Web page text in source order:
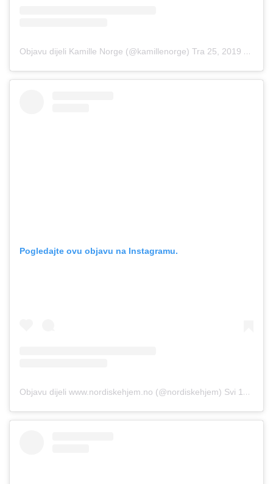
Objavu dijeli Kamille Norge (@kamillenorge) Tra 25, 2019 u 2:18 PDT
Pogledajte ovu objavu na Instagramu.
Objavu dijeli www.nordiskehjem.no (@nordiskehjem) Svi 14, 2019 u 11:03 PDT